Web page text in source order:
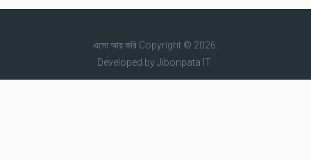
এসো আয় করিCopyright © 2026.
Developed byJibonpata IT